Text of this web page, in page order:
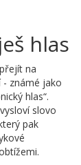
hlas
na
- známé jako
hlas“.
slovo
pak